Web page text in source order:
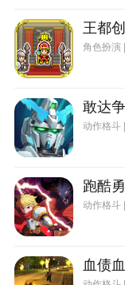
王都
角色扮演
敢达
动作格斗
跑酷
动作格斗
血债